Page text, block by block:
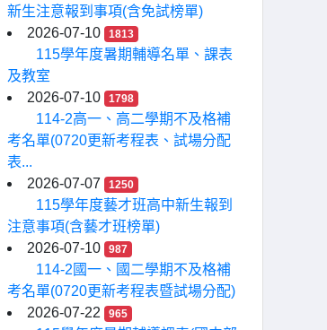
新生注意報到事項(含免試榜單)
2026-07-10
1813
115學年度暑期輔導名單、課表
及教室
2026-07-10
1798
114-2高一、高二學期不及格補
考名單(0720更新考程表、試場分配
表...
2026-07-07
1250
115學年度藝才班高中新生報到
注意事項(含藝才班榜單)
2026-07-10
987
114-2國一、國二學期不及格補
考名單(0720更新考程表暨試場分配)
2026-07-22
965